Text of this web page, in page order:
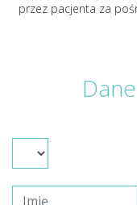
przez pacjenta za